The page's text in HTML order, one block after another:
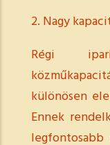
2. Nagy
Régi
különösen
Ennek